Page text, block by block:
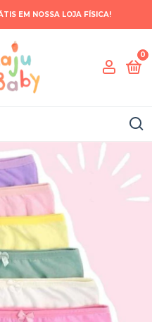
EM NOSSA LOJA FÍSICA!
0